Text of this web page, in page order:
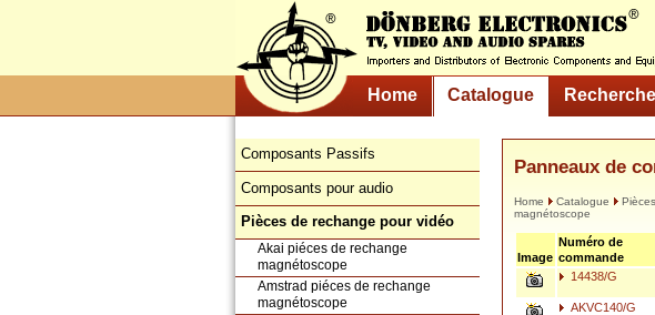
Home Catalogue Recherche
Composants Passifs
Composants pour audio
Pièces de rechange pour vidéo
Akai piéces de rechange
magnétoscope
Amstrad piéces de rechange
magnétoscope
Panneaux de
Home Catalogue
magnétoscope
Image
Numéro de
commande
14438/G
AKVC140/G